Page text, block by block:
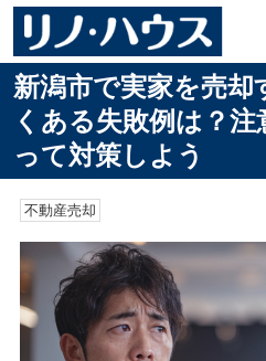
新潟市で実家を売却
くある失敗例は？
って対策しよう
不動産売却